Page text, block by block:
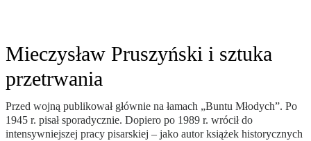
Mieczysław Pruszyński i sztuka
przetrwania
Przed wojną publikował głównie na łamach „Buntu Młodych”. Po
1945 r. pisał sporadycznie. Dopiero po 1989 r. wrócił do
intensywniejszej pracy pisarskiej – jako autor książek historycznych